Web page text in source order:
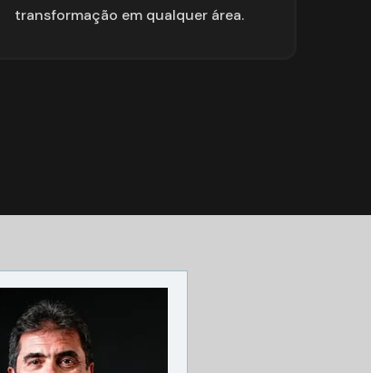
transformação em qualquer área.